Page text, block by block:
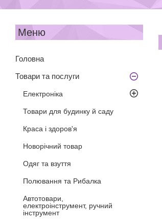
Головна
Товари та послуги
Електроніка
Товари для будинку й саду
Краса і здоров'я
Новорічний товар
Одяг та взуття
Полювання та Рибалка
Автотовари,
електроінструмент, ручний
інструмент